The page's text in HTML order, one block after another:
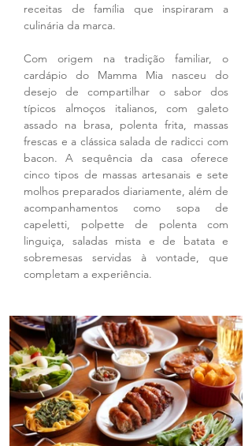
receitas de família que inspiraram a
culinária da marca.
Com origem na tradição familiar, o
cardápio do Mamma Mia nasceu do
desejo de compartilhar o sabor dos
típicos almoços italianos, com galeto
assado na brasa, polenta frita, massas
frescas e a clássica salada de radicci com
bacon. A sequência da casa oferece
cinco tipos de massas artesanais e sete
molhos preparados diariamente, além de
acompanhamentos como sopa de
capeletti, polpette de polenta com
linguiça, saladas mista e de batata e
sobremesas servidas à vontade, que
completam a experiência.